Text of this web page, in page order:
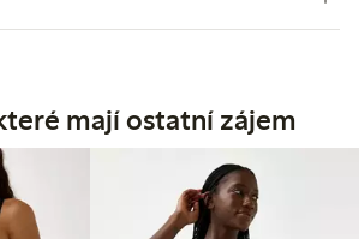
mají ostatní zájem